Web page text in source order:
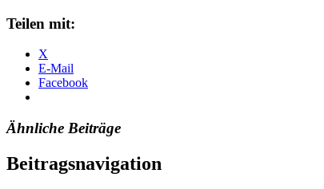
Teilen mit:
X
E-Mail
Facebook
Ähnliche Beiträge
Beitragsnavigation